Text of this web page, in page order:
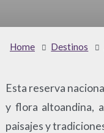
Home Destinos
Esta reserva
y flora altoandina,
paisajes y